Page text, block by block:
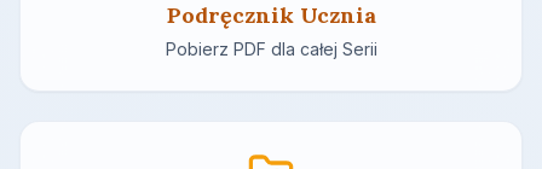
Podręcznik Ucznia
Pobierz PDF dla całej Serii